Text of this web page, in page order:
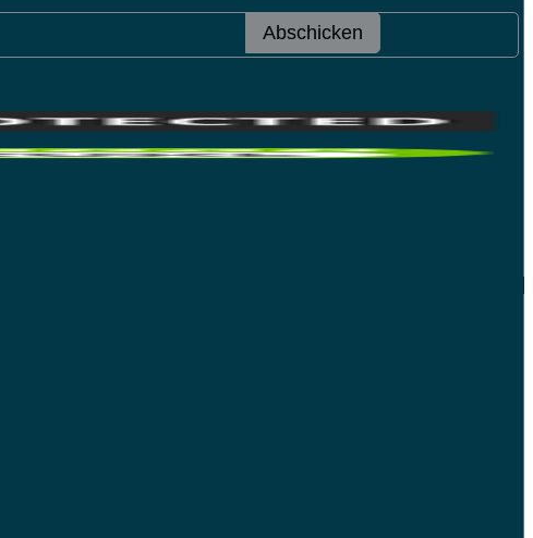
Abschicken